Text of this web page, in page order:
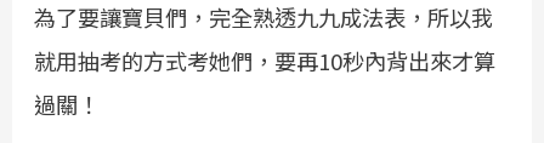
為了要讓寶貝們，完全熟透九九成法表，所以我
就用抽考的方式考她們，要再10秒內背出來才算
過關！